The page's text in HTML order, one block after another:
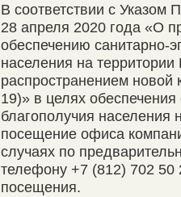
В соответствии с Указом
28 апреля 2020 года «О
обеспечению санитарно-
населения на
распространением новой
19)» в целях
благополучия населения
посещение офиса
случаях по
телефону +7 (812) 702 50
посещения.